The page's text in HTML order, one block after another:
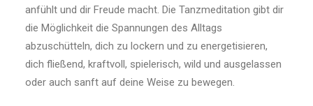
anfühlt und dir Freude macht. Die Tanzmeditation gibt dir
die Möglichkeit die Spannungen des Alltags
abzuschütteln, dich zu lockern und zu energetisieren,
dich fließend, kraftvoll, spielerisch, wild und ausgelassen
oder auch sanft auf deine Weise zu bewegen.